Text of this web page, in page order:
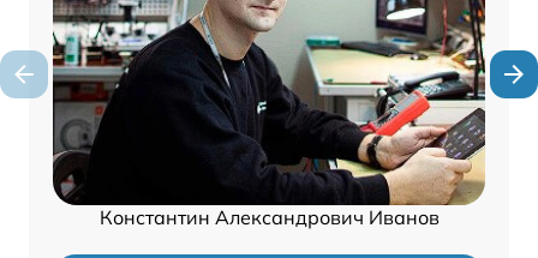
Константин Александрович Иванов